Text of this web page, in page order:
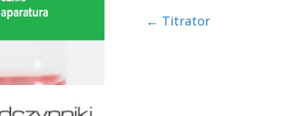
← Titrator